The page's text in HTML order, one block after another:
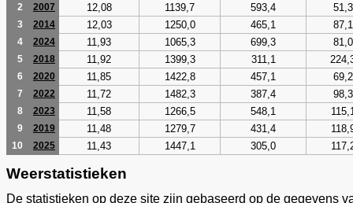
2 2007 12,08 1139,7 593,4 51,3
3 2014 12,03 1250,0 465,1 87,1
4 2024 11,93 1065,3 699,3 81,0
5 2018 11,92 1399,3 311,1
6 2020 11,85 1422,8 457,1 69,2
7 2022 11,72 1482,3 387,4 98,3
8 2023 11,58 1266,5 548,1
9 2019 11,48 1279,7 431,4
10 2025 11,43 1447,1 305,0
Weerstatistieken
De statistieken op deze site zijn gebaseerd op de gegevens